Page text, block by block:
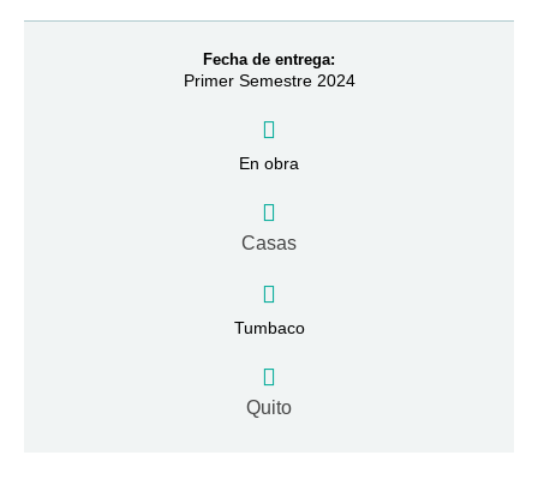
Fecha de entrega:
Primer Semestre 2024
En obra
Casas
Tumbaco
Quito